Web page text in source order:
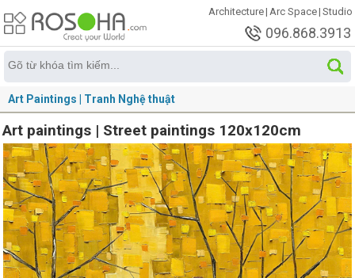
Architecture| Arc Space| Studio
096.868.3913
Art Paintings | Tranh Nghệ thuật
Art paintings | Street paintings 120x120cm